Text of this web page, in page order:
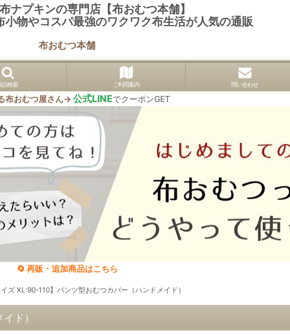
ナプキンの専門店【布おむつ本舗】
物やコスパ最強のワクワク布生活が人気の通販
布おむつ本舗
品検索 ご利用案内 問い合わせ
布おむつ屋さん→ 公式LINEでクーポンGET
🔄 再販・追加商品はこちら
イズ XL:90-110】パンツ型おむつカバー（ハンドメイド）
ド）